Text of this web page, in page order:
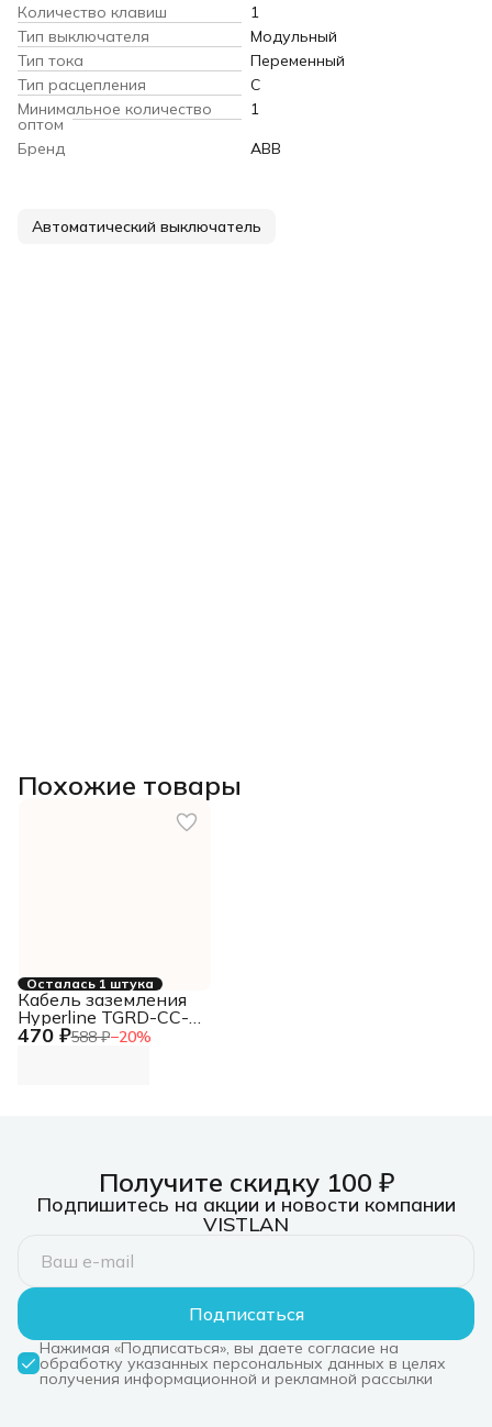
Количество клавиш
1
Тип выключателя
Модульный
Тип тока
Переменный
Тип расцепления
C
Минимальное количество
оптом
1
Бренд
ABB
Автоматический выключатель
Похожие товары
Осталась 1 штука
470 ₽588 ₽−20%
Кабель заземления
Hyperline TGRD-CC-
15 дл.150мм
Получите скидку 100 ₽
Подпишитесь на акции и новости компании
VISTLAN
Подписаться
Нажимая «Подписаться», вы даете согласие на
обработку указанных персональных данных в целях
получения информационной и рекламной рассылки